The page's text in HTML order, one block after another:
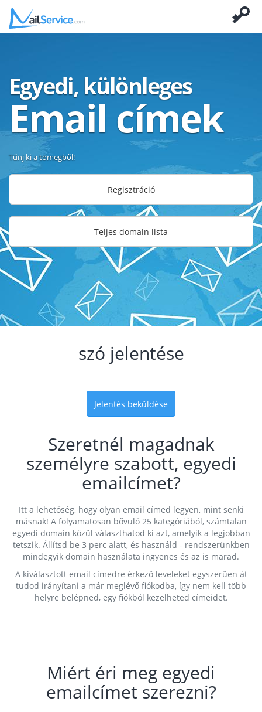
Egyedi, különleges
Email címek
Tűnj ki a tömegből!
Regisztráció
Teljes domain lista
szó jelentése
Jelentés beküldése
Szeretnél magadnak
személyre szabott, egyedi
emailcímet?
Itt a lehetőség, hogy olyan email címed legyen, mint senki
másnak! A folyamatosan bővülő 25 kategóriából, számtalan
egyedi domain közül választhatod ki azt, amelyik a legjobban
tetszik. Állítsd be 3 perc alatt, és használd - rendszerünkben
mindegyik domain használata ingyenes és az is marad.
A kiválasztott email címedre érkező leveleket egyszerűen át
tudod irányítani a már meglévő fiókodba, így nem kell több
helyre belépned, egy fiókból kezelheted címeidet.
Miért éri meg egyedi
emailcímet szerezni?